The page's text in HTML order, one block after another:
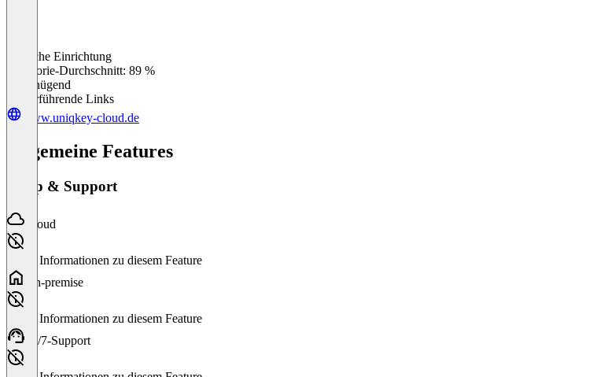
Einfache Einrichtung
Kategorie-Durchschnitt: 89 %
Ungenügend
Weiterführende Links
www.uniqkey-cloud.de
Allgemeine Features
Setup & Support
Cloud
Keine Informationen zu diesem Feature
On-premise
Keine Informationen zu diesem Feature
24/7-Support